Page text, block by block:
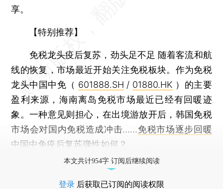
享。
【特别推荐】
免税龙头疫后复苏，劲头足不足 随着客流和航
线的恢复，市场最近开始关注免税板块。作为免税
龙头中国中免（ 601888.SH / 01880.HK ）的主要
盈利来源，海南离岛免税市场最近已经有回暖迹
象。一种意见则担心，在出境游放开后，韩国免税
市场会对国内免税造成冲击……免税市场逐步回暖
中国中免疫后复苏弹性如何？
本文共计954字 订阅后继续阅读
登录 后获取已订阅的阅读权限